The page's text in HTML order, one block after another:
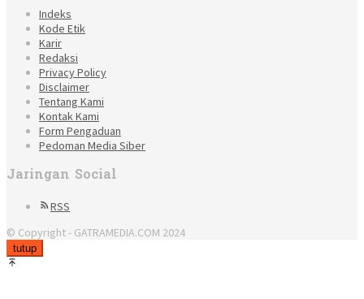
Indeks
Kode Etik
Karir
Redaksi
Privacy Policy
Disclaimer
Tentang Kami
Kontak Kami
Form Pengaduan
Pedoman Media Siber
Jaringan Social
RSS
© Copyright - GATRAMEDIA.COM 2024
tutup